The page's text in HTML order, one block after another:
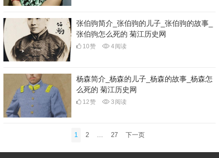
张伯驹简介_张伯驹的儿子_张伯驹的故事_
张伯驹怎么死的 菊江历史网
10赞 4阅读
杨森简介_杨森的儿子_杨森的故事_杨森怎
么死的 菊江历史网
12赞 3 阅读
分
1 2 27 下一页